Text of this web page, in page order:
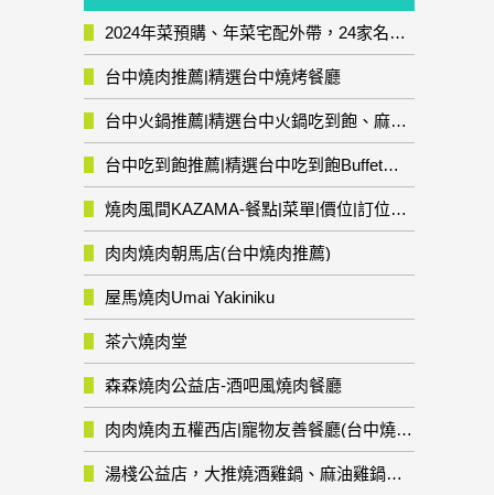
2024年菜預購、年菜宅配外帶，24家名店年菜推薦整理，圍爐輕鬆上菜團圓趣
台中燒肉推薦|精選台中燒烤餐廳
台中火鍋推薦|精選台中火鍋吃到飽、麻辣鍋、鴛鴦鍋、石頭火鍋、酸菜白肉鍋、海鮮鍋、燒酒雞、麻油雞、壽喜燒等熱門人氣火鍋店!
台中吃到飽推薦|精選台中吃到飽Buffet自助餐廳
燒肉風間KAZAMA-餐點|菜單|價位|訂位資訊
肉肉燒肉朝馬店(台中燒肉推薦)
屋馬燒肉Umai Yakiniku
茶六燒肉堂
森森燒肉公益店-酒吧風燒肉餐廳
肉肉燒肉五權西店|寵物友善餐廳(台中燒肉推薦)
湯棧公益店，大推燒酒雞鍋、麻油雞鍋暖暖有夠補